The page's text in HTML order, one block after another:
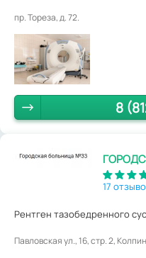
пр. Тореза, д. 72.
8
17
Рентген тазобедренного
Павловская ул., 16, стр. 2,